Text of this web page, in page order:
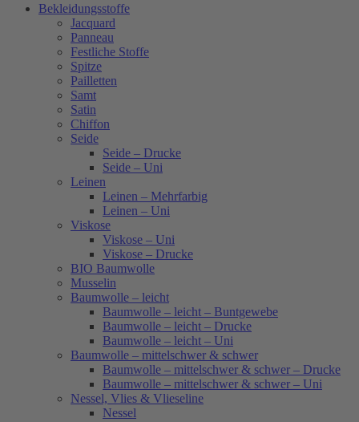
Bekleidungsstoffe
Jacquard
Panneau
Festliche Stoffe
Spitze
Pailletten
Samt
Satin
Chiffon
Seide
Seide – Drucke
Seide – Uni
Leinen
Leinen – Mehrfarbig
Leinen – Uni
Viskose
Viskose – Uni
Viskose – Drucke
BIO Baumwolle
Musselin
Baumwolle – leicht
Baumwolle – leicht – Buntgewebe
Baumwolle – leicht – Drucke
Baumwolle – leicht – Uni
Baumwolle – mittelschwer & schwer
Baumwolle – mittelschwer & schwer – Drucke
Baumwolle – mittelschwer & schwer – Uni
Nessel, Vlies & Vlieseline
Nessel